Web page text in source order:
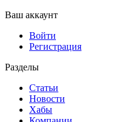
Ваш аккаунт
Войти
Регистрация
Разделы
Статьи
Новости
Хабы